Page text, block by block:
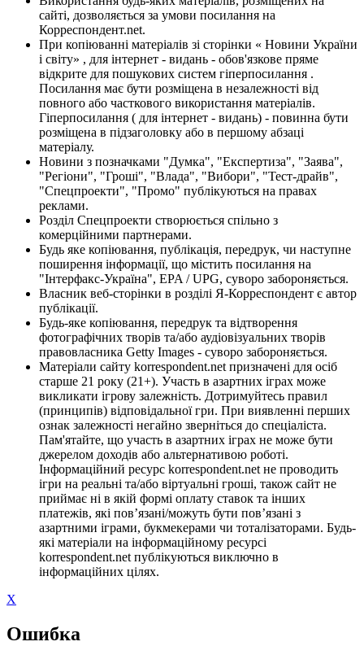
сайті, дозволяється за умови посилання на
Корреспондент.net.
При копіюванні матеріалів зі сторінки « Новини України
і світу» , для інтернет - видань - обов'язкове пряме
відкрите для пошукових систем гіперпосилання .
Посилання має бути розміщена в незалежності від
повного або часткового використання матеріалів.
Гіперпосилання ( для інтернет - видань) - повинна бути
розміщена в підзаголовку або в першому абзаці
матеріалу.
Новини з позначками "Думка", "Експертиза", "Заява",
"Регіони", "Гроші", "Влада", "Вибори", "Тест-драйв",
"Спецпроекти", "Промо" публікуються на правах
реклами.
Розділ Спецпроекти створюється спільно з
комерційними партнерами.
Будь яке копіювання, публікація, передрук, чи наступне
поширення інформації, що містить посилання на
"Інтерфакс-Україна", EPA / UPG, суворо забороняється.
Власник веб-сторінки в розділі Я-Корреспондент є автор
публікації.
Будь-яке копіювання, передрук та відтворення
фотографічних творів та/або аудіовізуальних творів
правовласника Getty Images - суворо забороняється.
Матеріали сайту korrespondent.net призначені для осіб
старше 21 року (21+). Участь в азартних іграх може
викликати ігрову залежність. Дотримуйтесь правил
(принципів) відповідальної гри. При виявленні перших
ознак залежності негайно зверніться до спеціаліста.
Пам'ятайте, що участь в азартних іграх не може бути
джерелом доходів або альтернативою роботі.
Інформаційний ресурс korrespondent.net не проводить
ігри на реальні та/або віртуальні гроші, також сайт не
приймає ні в якій формі оплату ставок та інших
платежів, які пов’язані/можуть бути пов’язані з
азартними іграми, букмекерами чи тоталізаторами. Будь-
які матеріали на інформаційному ресурсі
korrespondent.net публікуються виключно в
інформаційних цілях.
X
Ошибка